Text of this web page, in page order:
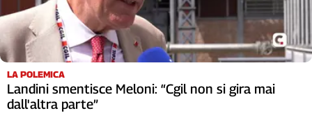
LA POLEMICA
Landini smentisce Meloni: “Cgil non si gira mai
dall'altra parte”